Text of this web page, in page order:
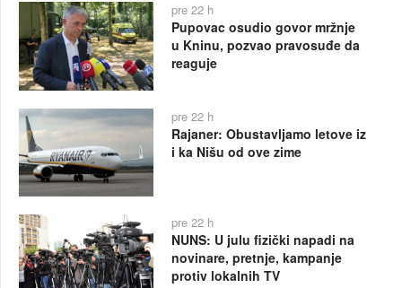
pre 22 h
Pupovac osudio govor mržnje
u Kninu, pozvao pravosuđe da
reaguje
pre 22 h
Rajaner: Obustavljamo letove iz
i ka Nišu od ove zime
pre 22 h
NUNS: U julu fizički napadi na
novinare, pretnje, kampanje
protiv lokalnih TV